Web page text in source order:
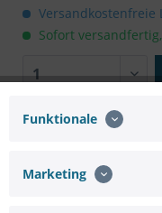
Versandkostenfreie
Sofort
Funktionale
Marketing